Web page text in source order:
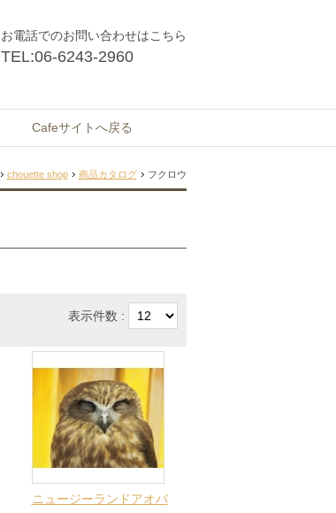
お電話でのお問い合わせはこちら
TEL:06-6243-2960
Cafeサイトへ戻る
chouette shop 商品カタログ フクロウ
表示件数 :
ニュージーランドアオバ